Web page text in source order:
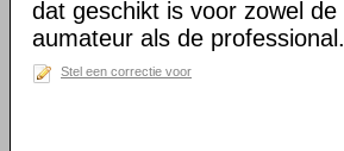
dat geschikt is voor zowel de
aumateur als de professional.
Stel een correctie voor